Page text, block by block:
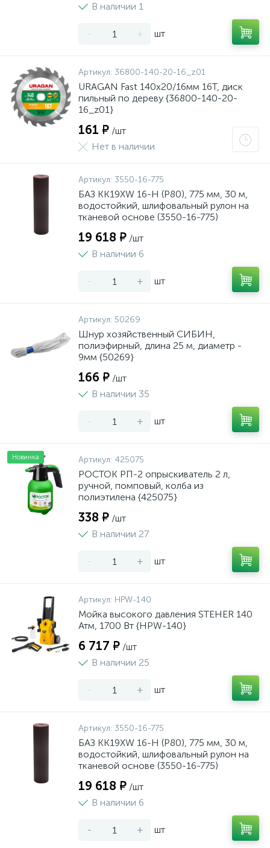
В наличии 1
- + шт
Артикул: 36800-140-20-16_z01
URAGAN Fast 140x20/16мм 16Т, диск
пильный по дереву {36800-140-20-
16_z01}
161 ₽ /шт
Нет в наличии
Артикул: 3550-16-775
БАЗ KK19XW 16-H (Р80), 775 мм, 30 м,
водостойкий, шлифовальный рулон на
тканевой основе (3550-16-775)
19 618 ₽ /шт
В наличии 6
- + шт
Артикул: 50269
Шнур хозяйственный СИБИН,
полиэфирный, длина 25 м, диаметр -
9мм {50269}
166 ₽ /шт
В наличии 35
- + шт
Новинка Артикул: 425075
РОСТОК РП-2 опрыскиватель 2 л,
ручной, помповый, колба из
полиэтилена {425075}
338 ₽ /шт
В наличии 27
- + шт
Артикул: HPW-140
Мойка высокого давления STEHER 140
Атм, 1700 Вт {HPW-140}
6 717 ₽ /шт
В наличии 25
- + шт
Артикул: 3550-16-775
БАЗ KK19XW 16-H (Р80), 775 мм, 30 м,
водостойкий, шлифовальный рулон на
тканевой основе (3550-16-775)
19 618 ₽ /шт
В наличии 6
- + шт